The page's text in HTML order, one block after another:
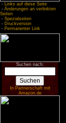
- Links auf diese Seite
- Änderungen an verlinkten
Seiten
- Spezialseiten
- Druckversion
- Permanenter Link
Suchen nach:
In Partnerschaft mit
Amazon.de